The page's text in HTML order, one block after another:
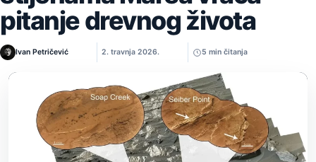
pitanje drevnog života
Ivan Petričević 2. travnja 2026. 5 min čitanja